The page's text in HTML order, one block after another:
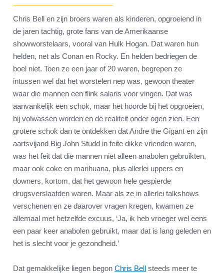
Chris Bell en zijn broers waren als kinderen, opgroeiend in
de jaren tachtig, grote fans van de Amerikaanse
showworstelaars, vooral van Hulk Hogan. Dat waren hun
helden, net als Conan en Rocky. En helden bedriegen de
boel niet. Toen ze een jaar of 20 waren, begrepen ze
intussen wel dat het worstelen nep was, gewoon theater
waar die mannen een flink salaris voor vingen. Dat was
aanvankelijk een schok, maar het hoorde bij het opgroeien,
bij volwassen worden en de realiteit onder ogen zien. Een
grotere schok dan te ontdekken dat Andre the Gigant en zijn
aartsvijand Big John Studd in feite dikke vrienden waren,
was het feit dat die mannen niet alleen anabolen gebruikten,
maar ook coke en marihuana, plus allerlei uppers en
downers, kortom, dat het gewoon hele gespierde
drugsverslaafden waren. Maar als ze in allerlei talkshows
verschenen en ze daarover vragen kregen, kwamen ze
allemaal met hetzelfde excuus, ‘Ja, ik heb vroeger wel eens
een paar keer anabolen gebruikt, maar dat is lang geleden en
het is slecht voor je gezondheid.’
Dat gemakkelijke liegen begon Chris Bell steeds meer te